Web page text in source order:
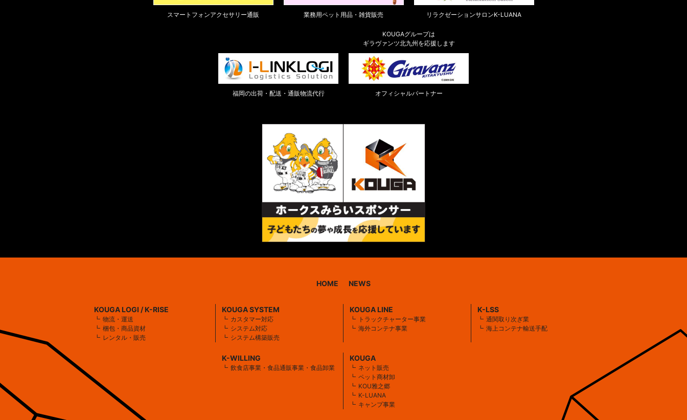
スマートフォンアクセサリー通販 業務用ペット用品・雑貨販売 リラクゼーションサロンK-LUANA
福岡の出荷・配送・通販物流代行
KOUGAグループは
ギラヴァンツ北九州を応援します
オフィシャルパートナー
HOME NEWS
KOUGA LOGI / K-RISE
物流・運送
梱包・商品資材
レンタル・販売
KOUGA SYSTEM
カスタマー対応
システム対応
システム構築販売
KOUGA LINE
トラックチャーター事業
海外コンテナ事業
K-LSS
通関取り次ぎ業
海上コンテナ輸送手配
K-WILLING
飲食店事業・食品通販事業・食品卸業
KOUGA
ネット販売
ペット商材卸
KOU雅之郷
K-LUANA
キャンプ事業